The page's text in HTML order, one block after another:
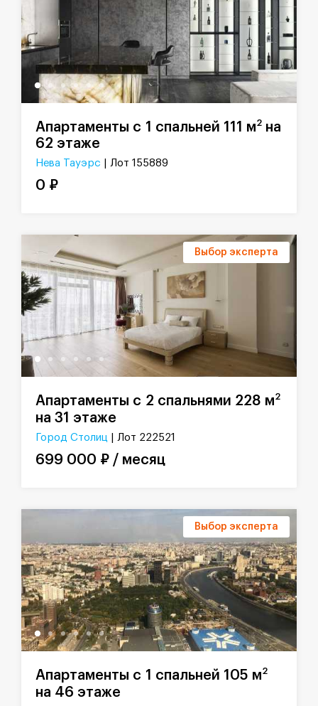
Апартаменты с 1 спальней 111 м2 на
62 этаже
Нева Тауэрс | Лот 155889
0 ₽
Выбор эксперта
Апартаменты с 2 спальнями 228 м2
на 31 этаже
Город Столиц | Лот 222521
699 000 ₽ / месяц
Выбор эксперта
Апартаменты с 1 спальней 105 м2
на 46 этаже